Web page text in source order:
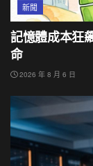
新聞
記憶體成本狂
命
2026 年 8 月 6 日